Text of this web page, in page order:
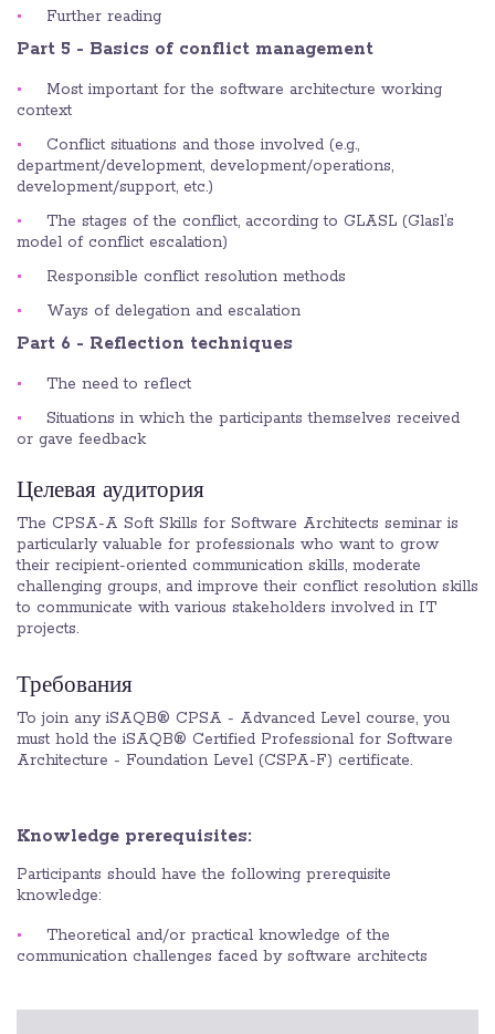
Further reading
Part 5 - Basics of conflict management
Most important for the software architecture working
context
Conflict situations and those involved (e.g.,
department/development, development/operations,
development/support, etc.)
The stages of the conflict, according to GLASL (Glasl’s
model of conflict escalation)
Responsible conflict resolution methods
Ways of delegation and escalation
Part 6 - Reflection techniques
The need to reflect
Situations in which the participants themselves received
or gave feedback
Целевая аудитория
The CPSA-A Soft Skills for Software Architects seminar is
particularly valuable for professionals who want to grow
their recipient-oriented communication skills, moderate
challenging groups, and improve their conflict resolution skills
to communicate with various stakeholders involved in IT
projects.
Требования
To join any iSAQB® CPSA - Advanced Level course, you
must hold the iSAQB® Certified Professional for Software
Architecture - Foundation Level (CSPA-F) certificate.
Knowledge prerequisites:
Participants should have the following prerequisite
knowledge:
Theoretical and/or practical knowledge of the
communication challenges faced by software architects